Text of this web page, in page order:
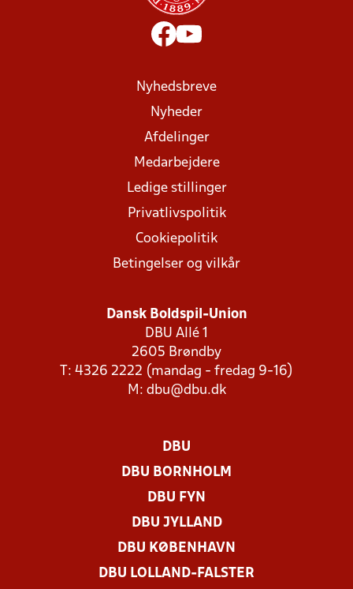
Nyhedsbreve
Nyheder
Afdelinger
Medarbejdere
Ledige stillinger
Privatlivspolitik
Cookiepolitik
Betingelser og vilkår
Dansk Boldspil-Union
DBU Allé 1
2605 Brøndby
T: 4326 2222 (mandag - fredag 9-16)
M: dbu@dbu.dk
DBU
DBU BORNHOLM
DBU FYN
DBU JYLLAND
DBU KØBENHAVN
DBU LOLLAND-FALSTER